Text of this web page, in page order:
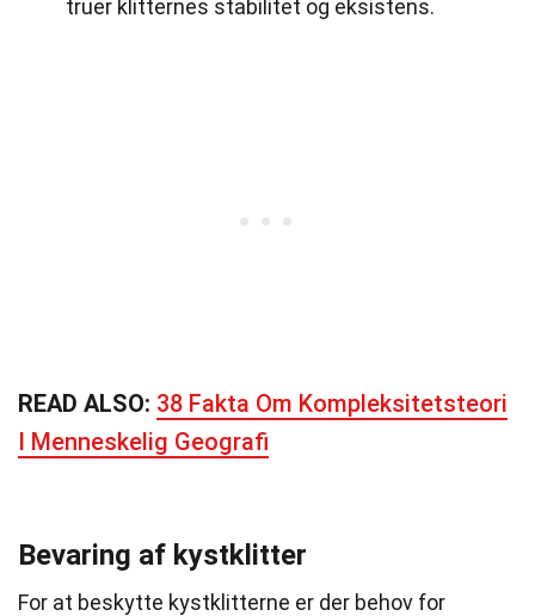
truer klitternes stabilitet og eksistens.
READ ALSO: 38 Fakta Om Kompleksitetsteori
I Menneskelig Geografi
Bevaring af kystklitter
For at beskytte kystklitterne er der behov for